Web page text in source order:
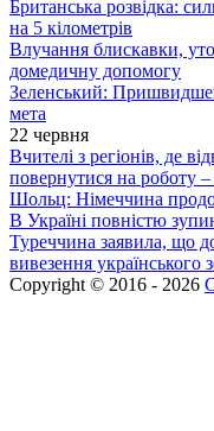
Британська розвідка:
на 5 кілометрів
Влучання блискавки,
домедичну допомогу
Зеленський:
мета
22 червня
Вчителі з регіонів, де
повернутися на роботу
Шольц: Німеччина
В Україні повністю
Туреччина заявила, що
вивезення українського
Copyright © 2016 - 2026